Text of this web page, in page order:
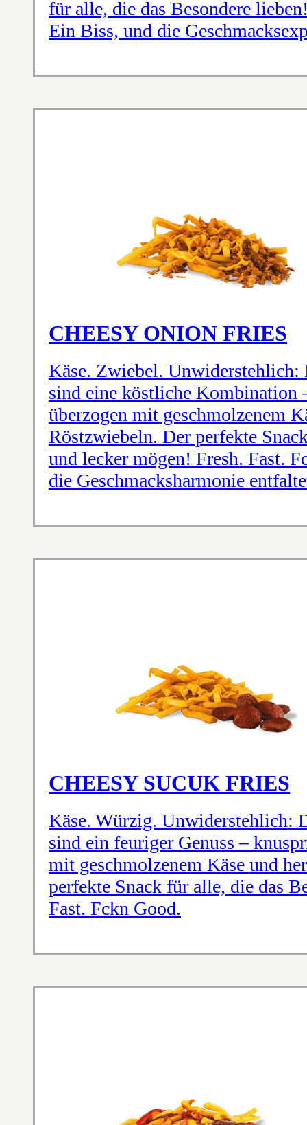
für alle, die das Besondere
Ein Biss, und die
CHEESY ONION FRIES
Käse. Zwiebel. Unwiderstehlich:
sind eine köstliche Kombination
überzogen mit geschmolzenem
Röstzwiebeln. Der perfekte
und lecker mögen! Fresh. Fast.
die Geschmacksharmonie
CHEESY SUCUK FRIES
Käse. Würzig. Unwiderstehlich:
sind ein feuriger Genuss –
mit geschmolzenem Käse und
perfekte Snack für alle, die das
Fast. Fckn Good.